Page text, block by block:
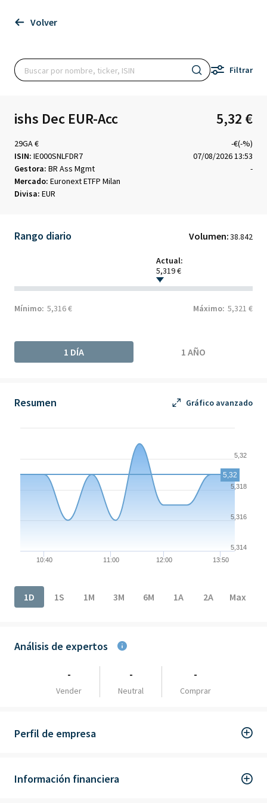
Volver
Filtrar
ishs Dec EUR-Acc 5,32 €
29GA €
-€(-%)
ISIN: IE000SNLFDR7
07/08/2026 13:53
Gestora: BR Ass Mgmt
-
Mercado: Euronext ETFP Milan
Divisa: EUR
Rango diario Volumen:38.842
Actual:
5,319 €
Mínimo: 5,316 € Máximo: 5,321 €
1 DÍA 1 AÑO
Resumen Gráfico avanzado
Chart
The chart has 1 X axis displaying Time. Data ranges from
The chart has 1 Y axis displaying values. Data ranges from
10:40 11:00 12:00 13:50
5,314
5,316
5,318
5,32
5,32
1D
1S 1M 3M 6M 1A 2A Max
Análisis de expertos
-
Vender
-
Neutral
-
Comprar
Perfil de empresa
Información financiera